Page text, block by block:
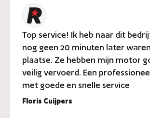
Top service! Ik heb naar dit
nog geen 20 minuten later
plaatse. Ze hebben mijn motor
veilig vervoerd. Een
met goede en snelle service
Floris Cuijpers